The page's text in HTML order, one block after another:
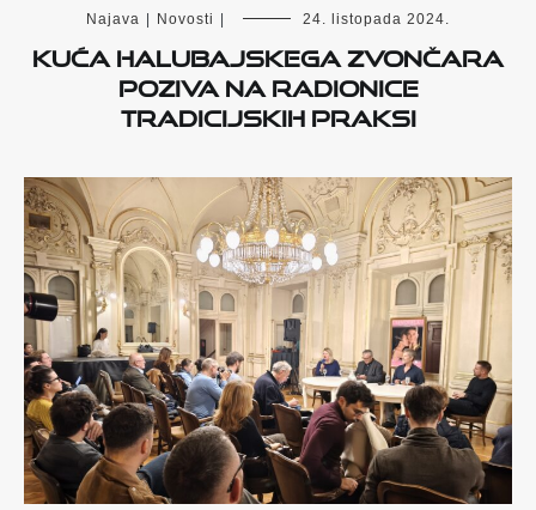
Najava Novosti 24. listopada 2024.
Kuća halubajskega zvončara
poziva na radionice
tradicijskih praksi